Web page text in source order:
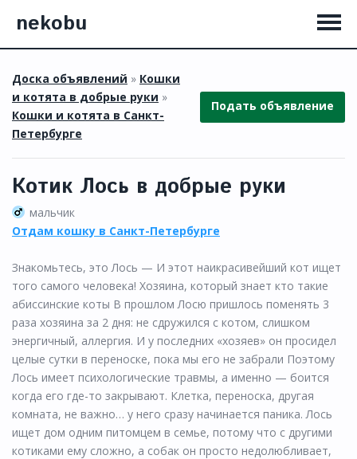
nekobu
Доска объявлений » Кошки
и котята в добрые руки »
Кошки и котята в Санкт-
Петербурге
Подать объявление
Котик Лось в добрые руки
мальчик
Отдам кошку в Санкт-Петербурге
Знакомьтесь, это Лось — И этот наикрасивейший кот ищет
того самого человека! Хозяина, который знает кто такие
абиссинские коты В прошлом Лосю пришлось поменять 3
раза хозяина за 2 дня: не сдружился с котом, слишком
энергичный, аллергия. И у последних «хозяев» он просидел
целые сутки в переноске, пока мы его не забрали Поэтому
Лось имеет психологические травмы, а именно — боится
когда его где-то закрывают. Клетка, переноска, другая
комната, не важно… у него сразу начинается паника. Лось
ищет дом одним питомцем в семье, потому что с другими
котиками ему сложно, а собак он просто недолюбливает,